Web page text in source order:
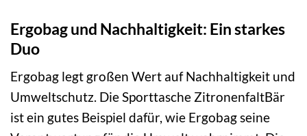
Ergobag und Nachhaltigkeit: Ein starkes
Duo
Ergobag legt großen Wert auf Nachhaltigkeit und
Umweltschutz. Die Sporttasche ZitronenfaltBär
ist ein gutes Beispiel dafür, wie Ergobag seine